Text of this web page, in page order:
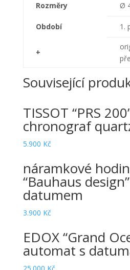
Rozměry
Ø
Období 1.
+
Související
TISSOT “PRS
chronograf
5.900 Kč
náramkové
“Bauhaus
datumem
3.900 Kč
EDOX “Grand
automat s